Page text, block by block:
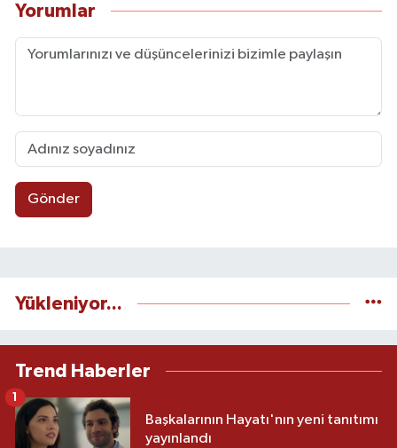
Yorumlar
Gönder
Yükleniyor...
Trend Haberler
Başkalarının Hayatı'nın yeni tanıtımı
yayınlandı
1